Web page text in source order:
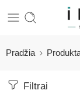
Pradžia
Filtrai